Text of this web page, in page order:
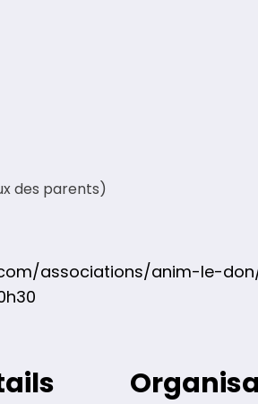
des parents)
associations/anim-le-